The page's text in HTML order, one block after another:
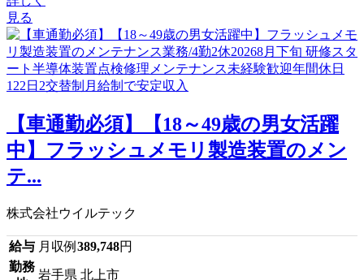
見る
【車通勤必須】【18～49歳の男女活躍
中】フラッシュメモリ製造装置のメン
テ...
株式会社ウイルテック
給与 月収例 389,748円
勤務
岩手県 北上市